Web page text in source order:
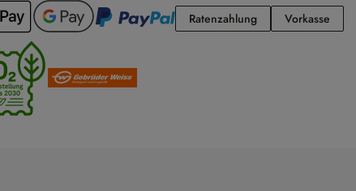
RatenzahlungRatenzahlung
Vorkasse